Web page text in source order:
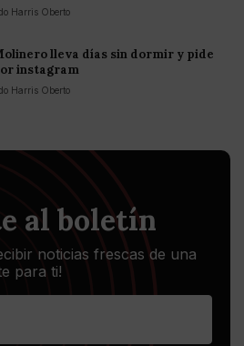
Harris Oberto
lleva días sin dormir y pide
instagram
Harris Oberto
al boletín
noticias frescas de una
para ti!